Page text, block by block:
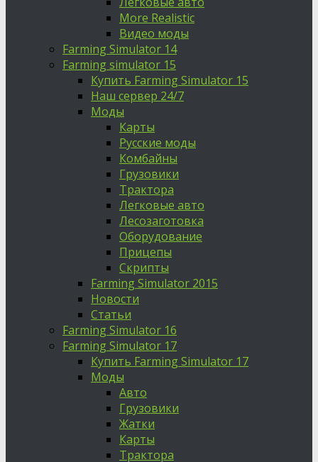
More Realistic
Видео моды
Farming Simulator 14
Farming simulator 15
Купить Farming Simulator 15
Наш сервер 24/7
Моды
Карты
Русские моды
Комбайны
Грузовики
Трактора
Легковые авто
Лесозаготовка
Оборудование
Прицепы
Скрипты
Farming Simulator 2015
Новости
Статьи
Farming Simulator 16
Farming Simulator 17
Купить Farming Simulator 17
Моды
Авто
Грузовики
Жатки
Карты
Трактора